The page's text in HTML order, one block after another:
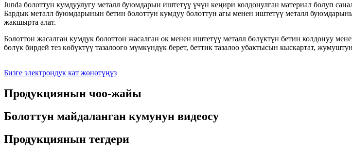
Junda болоттун кумдуулугу металл буюмдарын иштетүү үчүн кеңири колдонулган материал болуп
Бардык металл буюмдарынын бетин болоттун кумдуу болоттун агы менен иштетүү металл
жакшырта алат.
Болоттон жасалган кумдук болоттон жасалган ок менен иштетүү металл бөлүктүн бетин колдонуу
бөлүк бирдей тез көбүктүү тазалоого мүмкүндүк берет, беттик тазалоо убактысын кыскартат,
Бизге электрондук кат жөнөтүңүз
Продукциянын чоо-жайы
Болоттун майдаланган кумунун видеосу
Продукциянын тегдери